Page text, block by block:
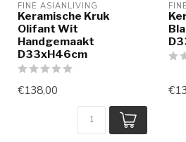
FINE ASIANLIVING
Keramische Kruk
Olifant Wit
Handgemaakt
D33xH46cm
€138,00